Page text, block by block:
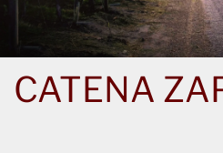
CATENA